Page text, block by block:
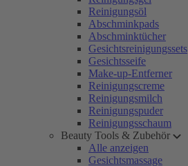
Reinigungsöl
Abschminkpads
Abschminktücher
Gesichtsreinigungssets
Gesichtsseife
Make-up-Entferner
Reinigungscreme
Reinigungsmilch
Reinigungspuder
Reinigungsschaum
Beauty Tools & Zubehör
Alle anzeigen
Gesichtsmassage